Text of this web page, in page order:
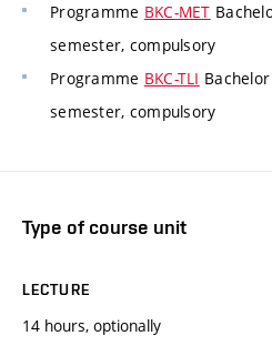
Programme BKC-MET
semester, compulsory
Programme BKC-TLI
semester, compulsory
Type of course unit
LECTURE
14 hours, optionally